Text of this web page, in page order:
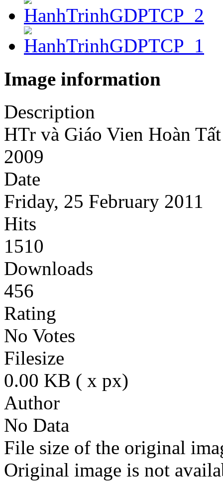
Image information
Description
HTr và Giáo Vien Hoàn
2009
Date
Friday, 25 February 2011
Hits
1510
Downloads
456
Rating
No Votes
Filesize
0.00 KB ( x px)
Author
No Data
File size of the original
Original image is not